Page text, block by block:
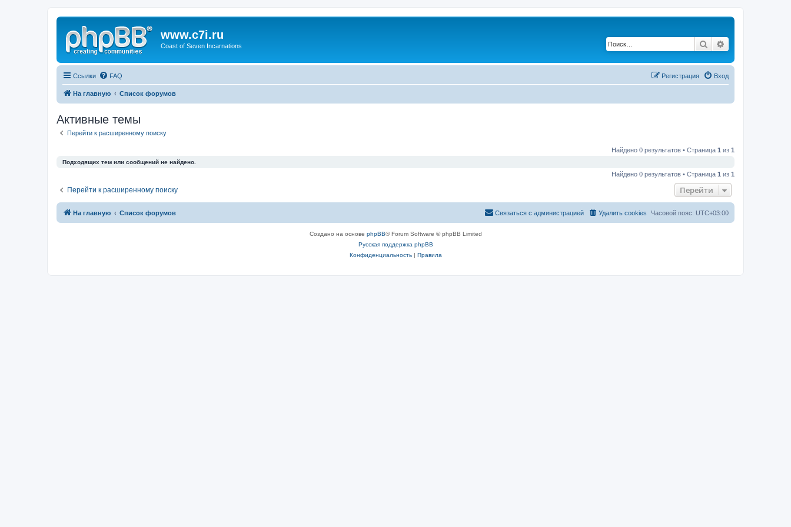
www.c7i.ru
Coast of Seven Incarnations Поиск
Ссылки FAQ Вход
Регистрация
На главную Список форумов
Активные темы
Перейти к расширенному поиску
Найдено 0 результатов • Страница 1 из 1
Подходящих тем или сообщений не найдено.
Найдено 0 результатов • Страница 1 из 1
Перейти к расширенному поиску Перейти
На главную Список форумов Часовой пояс: UTC+03:00
Удалить cookies
Связаться с администрацией
Создано на основе phpBB® Forum Software © phpBB Limited
Русская поддержка phpBB
Конфиденциальность| Правила